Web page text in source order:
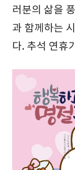
러분의 삶을
과 함께하는
다. 추석 연휴